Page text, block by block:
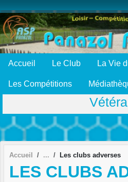
Accueil Le Club La Vie
Les Compétitions
Accueil Les clubs adverses
LES CLUBS